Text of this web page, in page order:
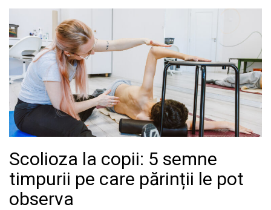
Scolioza la copii: 5 semne
timpurii pe care părinții le pot
observa